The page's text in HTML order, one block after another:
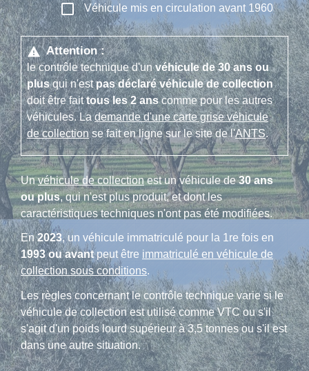
check_box_outline_blank Véhicule mis en circulation avant 1960
warning Attention :
le contrôle technique d'unvéhicule de 30 ans ou
plusqui n'estpas déclaré véhicule de collection
doit être faittous les 2 anscomme pour les autres
véhicules. Lademande d'une carte grise véhicule
de collectionse fait en ligne sur le site de l'ANTS.
Unvéhicule de collectionest un véhicule de30 ans
ou plus, qui n'est plus produit, et dont les
caractéristiques techniques n'ont pas été modifiées.
En2023, un véhicule immatriculé pour la 1 re fois en
1993 ou avantpeut être immatriculé en véhicule de
collection sous conditions.
Les règles concernant le contrôle technique varie si le
véhicule de collection est utilisé comme VTC ou s'il
s'agit d'un poids lourd supérieur à 3,5 tonnes ou s'il est
dans une autre situation.